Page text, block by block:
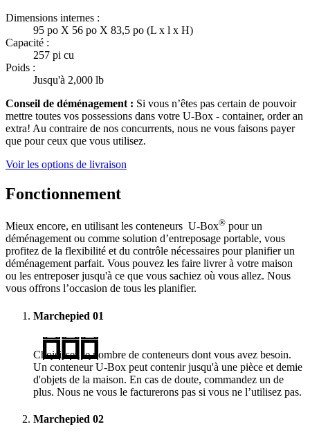
Dimensions internes :
95 po X 56 po X 83,5 po (L x l x H)
Capacité :
257 pi cu
Poids :
Jusqu'à 2,000 lb
Conseil de déménagement : Si vous n’êtes pas certain de pouvoir
mettre toutes vos possessions dans votre U-Box - container, order an
extra! Au contraire de nos concurrents, nous ne vous faisons payer
que pour ceux que vous utilisez.
Voir les options de livraison
Fonctionnement
Mieux encore, en utilisant les conteneurs U-Box® pour un
déménagement ou comme solution d’entreposage portable, vous
profitez de la flexibilité et du contrôle nécessaires pour planifier un
déménagement parfait. Vous pouvez les faire livrer à votre maison
ou les entreposer jusqu'à ce que vous sachiez où vous allez. Nous
vous offrons l’occasion de tous les planifier.
Marchepied 01
Choisissez le nombre de conteneurs dont vous avez besoin.
Un conteneurU-Box peut contenir jusqu'à une pièce et demie
d'objets de la maison. En cas de doute, commandez un de
plus. Nous ne vous le facturerons pas si vous ne l’utilisez pas.
Marchepied 02